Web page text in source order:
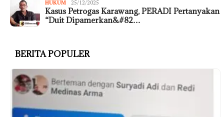
HUKUM 25/12/2025
Kasus Petrogas Karawang, PERADI Pertanyakan
“Duit Dipamerkan&#82…
BERITA POPULER